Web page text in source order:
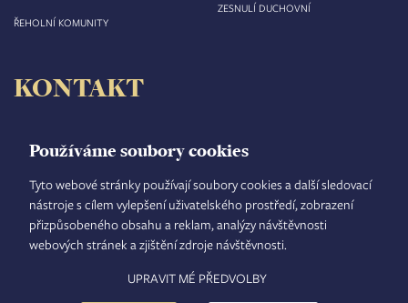
Používáme soubory cookies
Tyto webové stránky používají soubory cookies a další sledovací
nástroje s cílem vylepšení uživatelského prostředí, zobrazení
přizpůsobeného obsahu a reklam, analýzy návštěvnosti
webových stránek a zjištění zdroje návštěvnosti.
UPRAVIT MÉ PŘEDVOLBY
ŘEHOLNÍ KOMUNITY
ZESNULÍ DUCHOVNÍ
KONTAKT
Velké náměstí 35/44
500 03 Hradec Králové
tel.: +420 495 063 611
IČO: 00 44 51 34
DIČ: CZ 00 44 51 34
Číslo účtu: 1006010044/5500
TISKOVÝ MLUVČÍ INTRANET MAPA STRÁNEK